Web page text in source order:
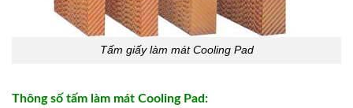
Tấm giấy làm mát Cooling Pad
Thông số tấm làm mát Cooling Pad: